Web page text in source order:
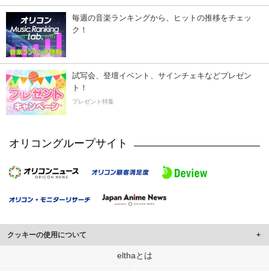
毎週の音楽ランキングから、ヒットの推移をチェッ
ク！
試写会、登壇イベント、サインチェキなどプレゼン
ト！
プレゼント特集
オリコングループサイト
クッキーの使用について
このサイトでは Cookie を使用して、ユーザーに合わせたコンテンツや広告の
elthaとは